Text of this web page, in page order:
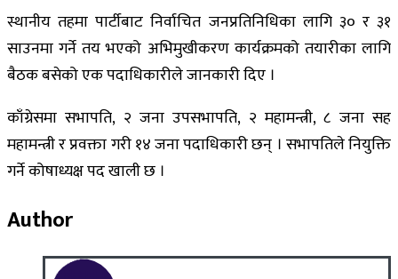
स्थानीय तहमा पार्टीबाट निर्वाचित जनप्रतिनिधिका लागि ३० र ३१
साउनमा गर्ने तय भएको अभिमुखीकरण कार्यक्रमको तयारीका लागि
बैठक बसेको एक पदाधिकारीले जानकारी दिए ।
काँग्रेसमा सभापति, २ जना उपसभापति, २ महामन्त्री, ८ जना सह
महामन्त्री र प्रवक्ता गरी १४ जना पदाधिकारी छन् । सभापतिले नियुक्ति
गर्ने कोषाध्यक्ष पद खाली छ ।
Author